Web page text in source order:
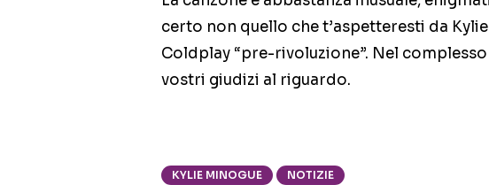
certo non quello che t’aspetteresti da
Coldplay “pre-rivoluzione”. Nel
vostri giudizi al riguardo.
KYLIE MINOGUE NOTIZIE